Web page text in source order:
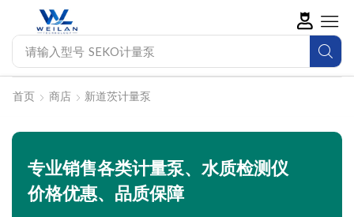
请输入型号 SEKO计量泵
首页 商店 新道茨计量泵
专业销售各类计量泵、水质检测仪
价格优惠、品质保障